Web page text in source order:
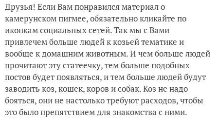
Друзья! Если Вам понравился материал о
камерунском пигмее, обязательно кликайте по
иконкам социальных сетей. Так мы с Вами
привлечем больше людей к козьей тематике и
вообще к домашним животным. И чем больше людей
прочитают эту статеечку, тем больше подобных
постов будет появляться, и тем больше людей будут
заводить коз, кошек, коров и собак. Коз не надо
бояться, они не настолько требуют расходов, чтобы
это было препятствием для знакомства с ними.